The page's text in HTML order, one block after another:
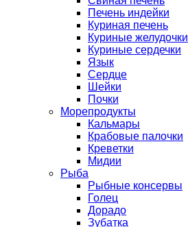
Печень индейки
Куриная печень
Куриные желудочки
Куриные сердечки
Язык
Сердце
Шейки
Почки
Морепродукты
Кальмары
Крабовые палочки
Креветки
Мидии
Рыба
Рыбные консервы
Голец
Дорадо
Зубатка